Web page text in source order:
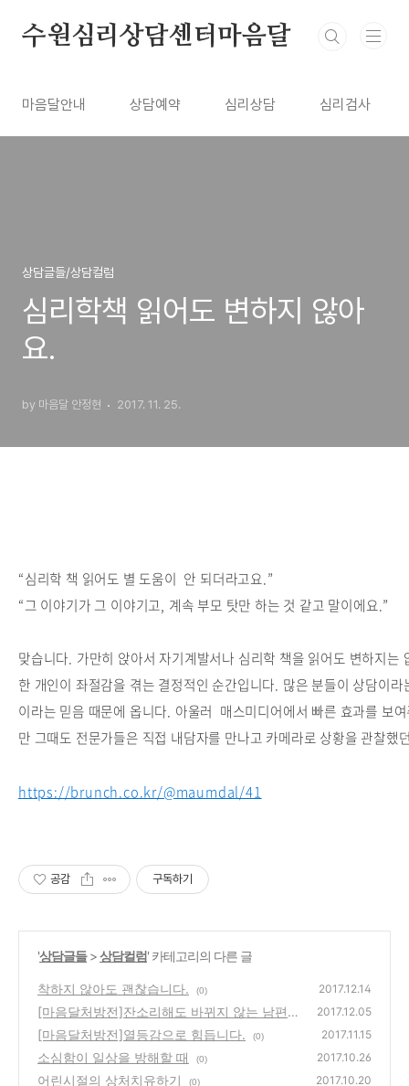
수원심리상담센터마음달
마음달안내 상담예약 심리상담 심리검사
상담글들/상담컬럼
심리학책 읽어도 변하지 않아
요.
by 마음달 안정현 2017. 11. 25.
“심리학 책 읽어도 별 도움이 안 되더라고요.”
“그 이야기가 그 이야기고, 계속 부모 탓만 하는 것 같고 말이에요.”
맞습니다. 가만히 앉아서 자기계발서나 심리학 책을 읽어도 변하지
한 개인이 좌절감을 겪는 결정적인 순간입니다. 많은 분들이 상담이
이라는 믿음 때문에 옵니다. 아울러 매스미디어에서 빠른 효과를 보
만 그때도 전문가들은 직접 내담자를 만나고 카메라로 상황을 관찰
https://brunch.co.kr/@maumdal/41
공감 구독하기
'상담글들>상담컬럼' 카테고리의 다른 글
착하지 않아도 괜찮습니다. (0) 2017.12.14
[마음달처방전]잔소리해도 바뀌지 않는 남편
(0)
2017.12.05
[마음달처방전]열등감으로 힘듭니다. (0) 2017.11.15
소심함이 일상을 방해할 때 (0) 2017.10.26
어린시절의 상처치유하기 (0) 2017.10.20